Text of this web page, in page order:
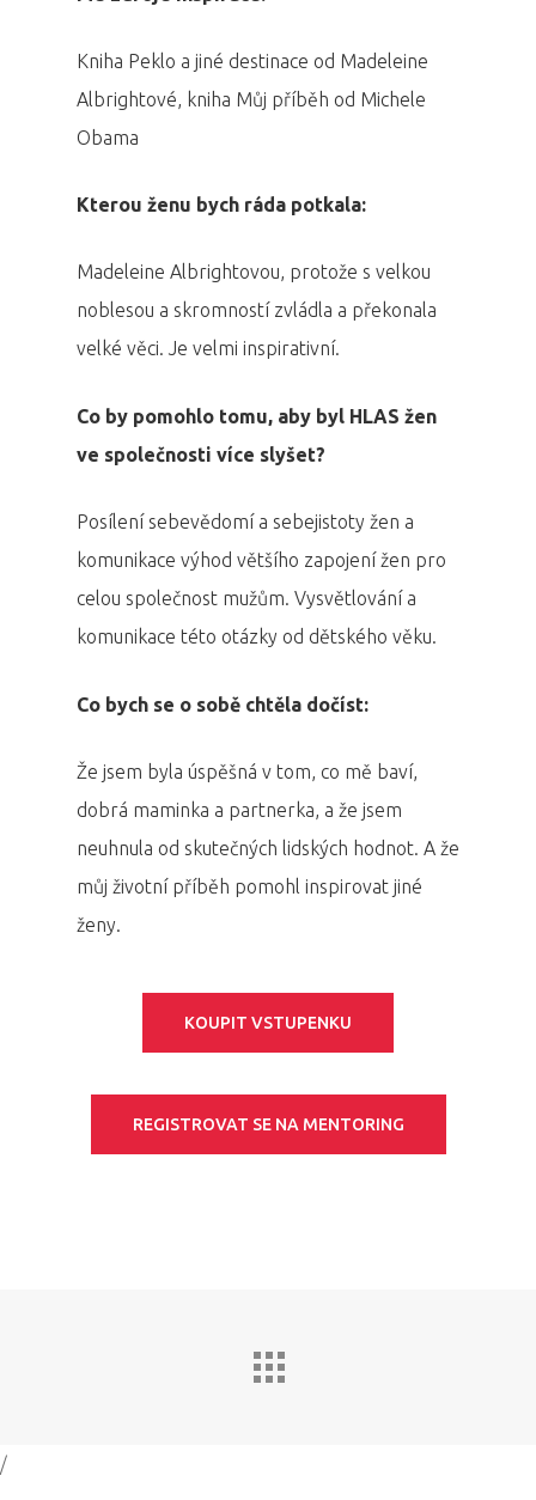
Kniha Peklo a jiné destinace od Madeleine
Albrightové, kniha Můj příběh od Michele
Obama
Kterou ženu bych ráda potkala:
Madeleine Albrightovou, protože s velkou
noblesou a skromností zvládla a překonala
velké věci. Je velmi inspirativní.
Co by pomohlo tomu, aby byl HLAS žen
ve společnosti více slyšet?
Posílení sebevědomí a sebejistoty žen a
komunikace výhod většího zapojení žen pro
celou společnost mužům. Vysvětlování a
komunikace této otázky od dětského věku.
Co bych se o sobě chtěla dočíst:
Že jsem byla úspěšná v tom, co mě baví,
dobrá maminka a partnerka, a že jsem
neuhnula od skutečných lidských hodnot. A že
můj životní příběh pomohl inspirovat jiné
ženy.
KOUPIT VSTUPENKU
REGISTROVAT SE NA MENTORING
/
Aktuality
Partneři